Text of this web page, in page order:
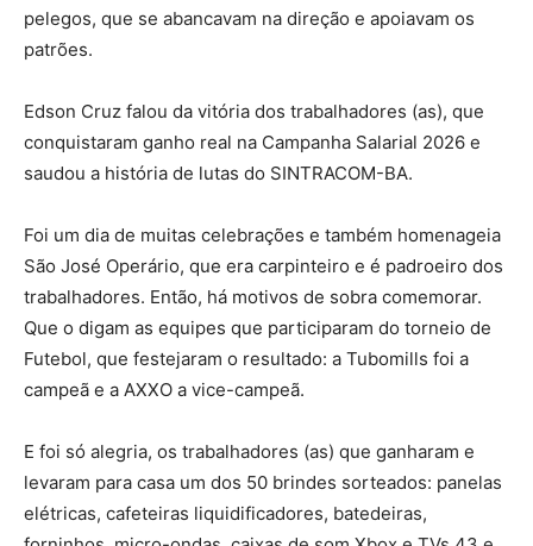
pelegos, que se abancavam na direção e apoiavam os
patrões.
Edson Cruz falou da vitória dos trabalhadores (as), que
conquistaram ganho real na Campanha Salarial 2026 e
saudou a história de lutas do SINTRACOM-BA.
Foi um dia de muitas celebrações e também homenageia
São José Operário, que era carpinteiro e é padroeiro dos
trabalhadores. Então, há motivos de sobra comemorar.
Que o digam as equipes que participaram do torneio de
Futebol, que festejaram o resultado: a Tubomills foi a
campeã e a AXXO a vice-campeã.
E foi só alegria, os trabalhadores (as) que ganharam e
levaram para casa um dos 50 brindes sorteados: panelas
elétricas, cafeteiras liquidificadores, batedeiras,